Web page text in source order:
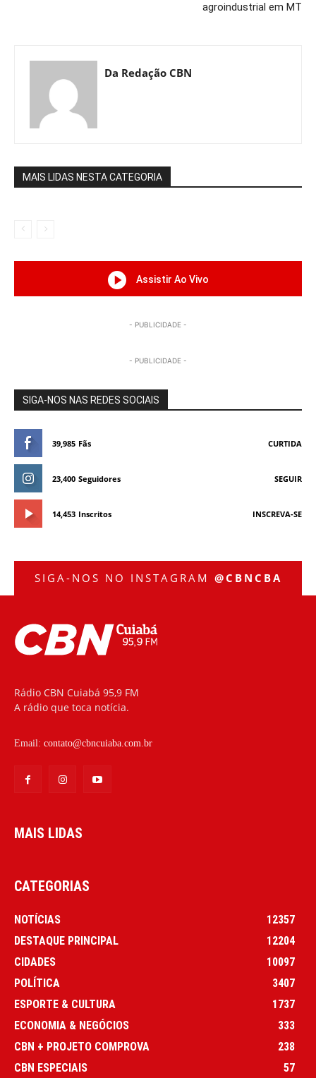
agroindustrial em MT
Da Redação CBN
MAIS LIDAS NESTA CATEGORIA
Assistir Ao Vivo
- PUBLICIDADE -
- PUBLICIDADE -
SIGA-NOS NAS REDES SOCIAIS
39,985 Fãs CURTIDA
23,400 Seguidores SEGUIR
14,453 Inscritos INSCREVA-SE
SIGA-NOS NO INSTAGRAM @CBNCBA
Rádio CBN Cuiabá 95,9 FM
A rádio que toca notícia.
Email: contato@cbncuiaba.com.br
MAIS LIDAS
CATEGORIAS
NOTÍCIAS
12357
DESTAQUE PRINCIPAL
12204
CIDADES
10097
POLÍTICA
3407
ESPORTE & CULTURA
1737
ECONOMIA & NEGÓCIOS
333
CBN + PROJETO COMPROVA
238
CBN ESPECIAIS
57